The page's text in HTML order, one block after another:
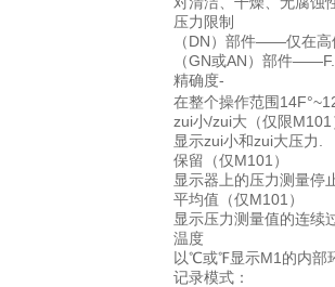
压力限制
（DN）部件——仅在高
（GN或AN）部件
精确度-
在整个操作范围
zui小/zui大（仅限M101
显示zui小和zui大压力.
保留（仅M101）
显示器上的压力测量停
平均值（仅M101）
显示压力测量值的连续
温度
以℃或℉显示M1的内部
记录模式：